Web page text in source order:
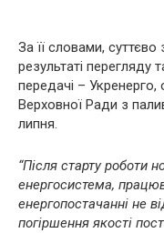
За її словами, суттєво
результаті перегляду
передачі – Укренерго,
Верховної Ради з
липня.
“Після старту роботи
енергосистема,
енергопостачанні не
погіршення якості